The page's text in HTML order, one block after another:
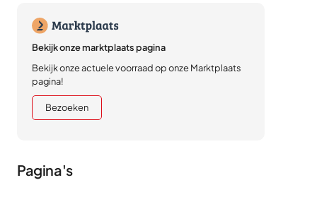
Bekijk onze marktplaats pagina
Bekijk onze actuele voorraad op onze Marktplaats
pagina!
Bezoeken
Pagina's